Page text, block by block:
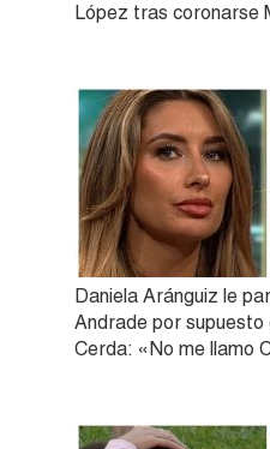
López tras coronarse
Daniela Aránguiz le
Andrade por supuesto
Cerda: «No me llamo